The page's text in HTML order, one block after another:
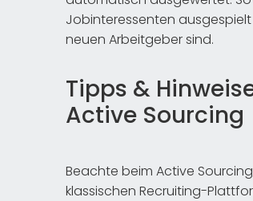
Jobinteressenten
neuen Arbeitgeber sind.
Tipps &
Active Sourcing
Beachte beim Active
klassischen Recruiting-